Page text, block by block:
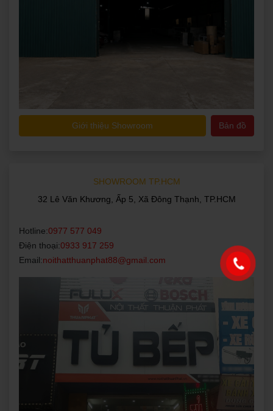
Giới thiệu Showroom Bản đồ
SHOWROOM TP.HCM
32 Lê Văn Khương, Ấp 5, Xã Đông Thạnh, TP.HCM
Hotline:0977 577 049
Điện thoại:0933 917 259
Email:noithatthuanphat88@gmail.com